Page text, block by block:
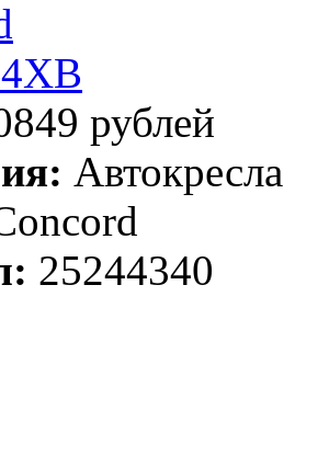
рублей
Автокресла
25244340